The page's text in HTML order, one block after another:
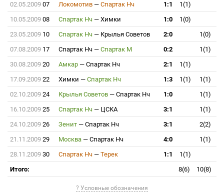
02.05.2009 07 Локомотив — Спартак Нч 1:1
1(1)
10.05.2009 08 Спартак Нч — Химки 1:0
1(0)
23.05.2009 10 Спартак Нч — Крылья Советов 2:0
1(0)
07.08.2009 17 Спартак Нч — Спартак М 0:2
1(1)
30.08.2009 20 Амкар — Спартак Нч 2:1
1(1)
17.09.2009 22 Химки — Спартак Нч 1:3 1(1)
1(1)
02.10.2009 24 Крылья Советов — Спартак Нч 1:0
1(1)
16.10.2009 25 Спартак Нч — ЦСКА 3:1
1(1)
24.10.2009 26 Зенит — Спартак Нч 3:1
2(2)
21.11.2009 29 Москва — Спартак Нч 4:0
1(1)
28.11.2009 30 Спартак Нч — Терек 1:1
1(1)
Итого:
8(6) 10(8)
? Условные обозначения